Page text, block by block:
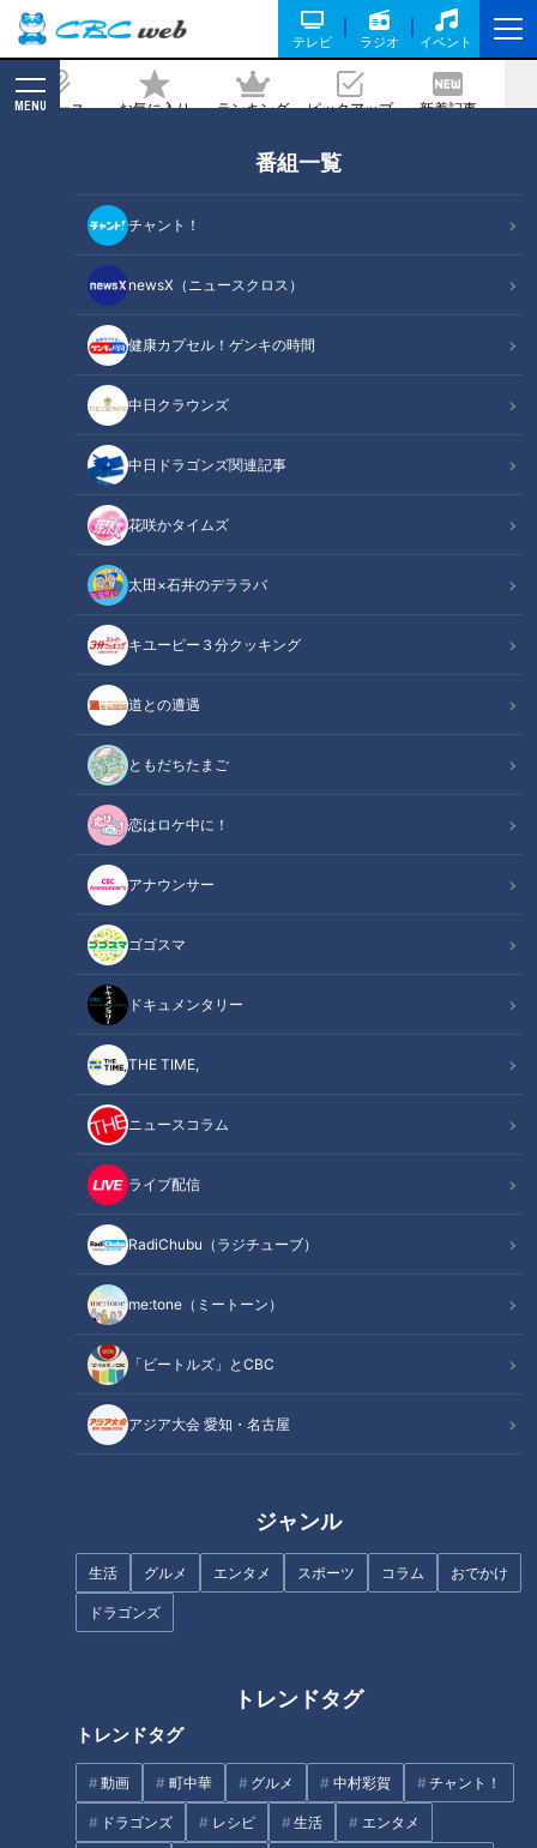
テレビ ラジオ イベント
ニュース お気に入り ランキング ピックアップ 新着記事
MENU
番組一覧
チャント！
newsX（ニュースクロス）
健康カプセル！ゲンキの時間
中日クラウンズ
中日ドラゴンズ関連記事
花咲かタイムズ
太田×石井のデララバ
キユーピー３分クッキング
道との遭遇
ともだちたまご
恋はロケ中に！
アナウンサー
ゴゴスマ
ドキュメンタリー
THE TIME,
ニュースコラム
ライブ配信
RadiChubu（ラジチューブ）
me:tone（ミートーン）
「ビートルズ」とCBC
アジア大会 愛知・名古屋
ジャンル
生活 グルメ エンタメ スポーツ コラム おでかけ
ドラゴンズ
トレンドタグ
トレンドタグ
動画 町中華 グルメ 中村彩賀 チャント！
ドラゴンズ レシピ 生活 エンタメ
狭アナに代えて、“千年に一人の美少
女”にも勝る柳沢アナ投入を決断。幸運
の女神が「大阪桐蔭・根尾選手の交渉権
はドラゴンズが獲得」のイッポウを届け
る！？
2018/10/22 11:30
中日ドラゴンズ
サンドラコラム
【あるドラライターの参考書的サンドラ活用法】
CBCテレビ「サンデードラゴンズ」（毎週日曜日午後12時54
分から東海エリアで生放送）をみたコラム
ドラゴンズファンのみなさん、吉報です！
多くのドラゴンズファンに不安の日々を過ごさせてきた忌々し
き事案が、この度解決に至りました！
サンデードラゴンズで司会を務める若狭敬一アナウンサー
の“強（凶）運”について、すでにご存知の方も多いことでしょ
う。ドラフト当日、若狭アナが取材で向かった先にドラゴンズ
のドラフト1位指名選手は存在しない（抽選外し、もしくは別
の選手を指名）というジンクスが5年にわたって続いている案
件。ドラゴンズが1位指名を公言している大阪桐蔭高・根尾昂
内野手のもとへ25日のドラフト当日にCBCテレビを代表して
取材に向かうのは若狭アナではなく、共に番組の司会を務め
る“千年に一人の美少女”に負けず劣らずの“サンドラの華”こと
柳沢彩美アナウンサーに決定したのです！
今週放送された番組の最後、若狭アナが「私は大阪桐蔭へ行き
清め、「僕のせいじゃない」と必死のアピールを見せている若
狭アナの気持ちは分かりますが、今回ばかりは致し方ありませ
ん。根尾選手は投手と遊撃手という“二刀流”を飛び越え、外野
手としての魅力も兼ね備える“三刀流”のスーパースター候補。
にも加わっていた岐阜県飛騨市出身の地元が生んだ金の卵は絶
対に手放すわけにはいかないのです。
柳沢アナはCBCテレビの毎週月曜から金曜の夕方4時50分から
放送されている報道番組『イッポウ』でフィールドキャスター
も担当しています。25日の同番組はドラフト会議の特番のた